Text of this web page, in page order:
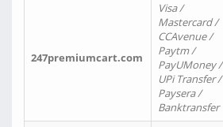
247premiumcart.com
Visa /
Mastercard /
CCAvenue /
Paytm /
PayUMoney /
UPi Transfer /
Paysera /
Banktransfer